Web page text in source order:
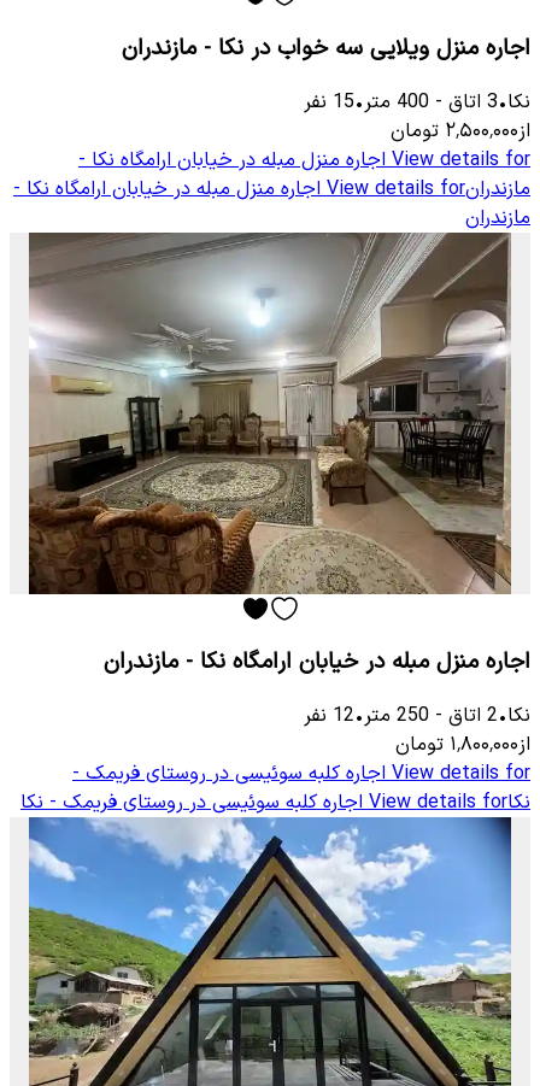
اجاره منزل ویلایی سه خواب در نکا - مازندران
نکا•
3 اتاق -
400 متر•
15 نفر
از۲٬۵۰۰٬۰۰۰ تومان
View details for اجاره منزل مبله در خیابان ارامگاه نکا -
مازندرانView details for اجاره منزل مبله در خیابان ارامگاه نکا -
مازندران
اجاره منزل مبله در خیابان ارامگاه نکا - مازندران
نکا•
2 اتاق -
250 متر•
12 نفر
از۱٬۸۰۰٬۰۰۰ تومان
View details for اجاره کلبه سوئیسی در روستای فریمک -
نکاView details for اجاره کلبه سوئیسی در روستای فریمک - نکا